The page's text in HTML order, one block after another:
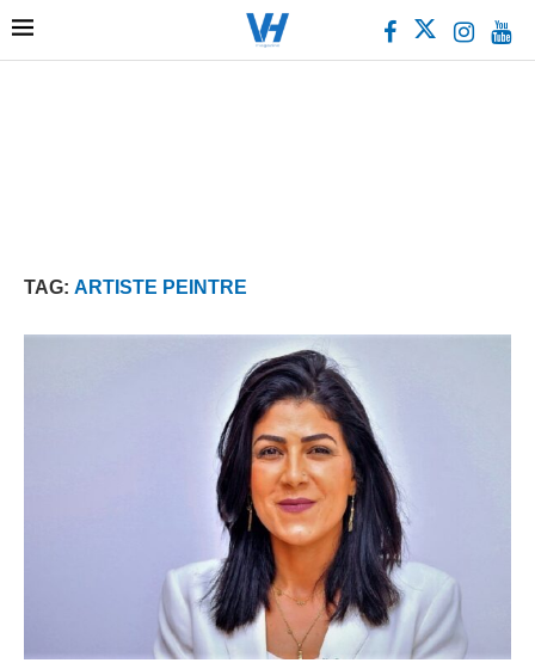
TAG: ARTISTE PEINTRE